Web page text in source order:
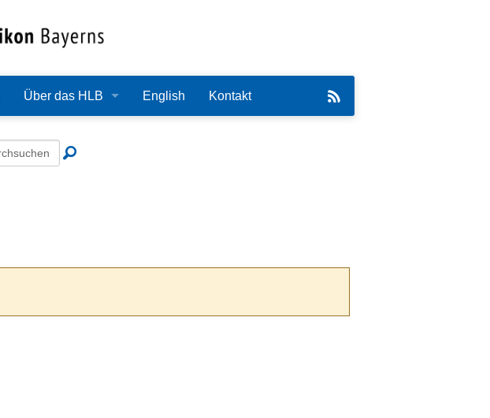
Über das HLB
Redaktion
English Kontakt